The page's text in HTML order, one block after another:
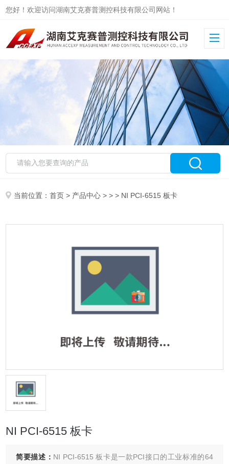
您好！欢迎访问湖南艾克赛普测控科技有限公司网站！
当前位置：首页 > 产品中心 > > > NI PCI-6515 板卡
NI PCI-6515 板卡
简要描述： NI PCI-6515 板卡是一款PCI接口的工业标准的64